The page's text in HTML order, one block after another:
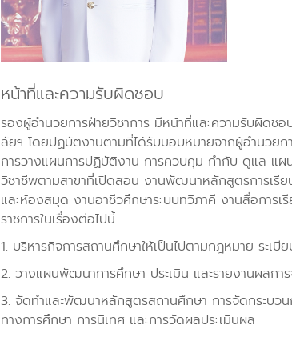
หน้าที่และความรับผิดชอบ
รองผู้อำนวยการฝ่ายวิชาการ มีหน้าที่และความรับผิด
ลัยฯ โดยปฏิบัติงานตามที่ได้รับมอบหมายจากผู้อำนวยก
การวางแผนการปฏิบัติงาน การควบคุม กำกับ ดูแล
วิชาชีพตามสาขาที่เปิดสอน งานพัฒนาหลักสูตรการเรี
และห้องสมุด งานอาชีวศึกษาระบบทวิภาคี งานสื่อการ
ราชการในเรื่องต่อไปนี้
1. บริหารกิจการสถานศึกษาให้เป็นไปตามกฎหมาย ระ
2. วางแผนพัฒนาการศึกษา ประเมิน และรายงานผลกา
3. จัดทำและพัฒนาหลักสูตรสถานศึกษา การจัดกระบว
ทางการศึกษา การนิเทศ และการวัดผลประเมินผล